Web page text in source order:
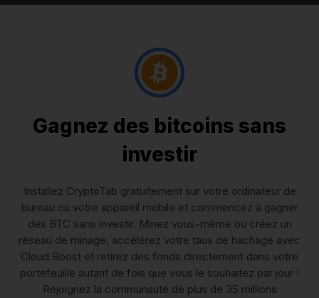
Gagnez des bitcoins sans
investir
Installez CryptoTab gratuitement sur votre ordinateur de
bureau ou votre appareil mobile et commencez à gagner
des BTC sans investir. Minez vous-même ou créez un
réseau de minage, accélérez votre taux de hachage avec
Cloud.Boost et retirez des fonds directement dans votre
portefeuille autant de fois que vous le souhaitez par jour !
Rejoignez la communauté de plus de 35 millions